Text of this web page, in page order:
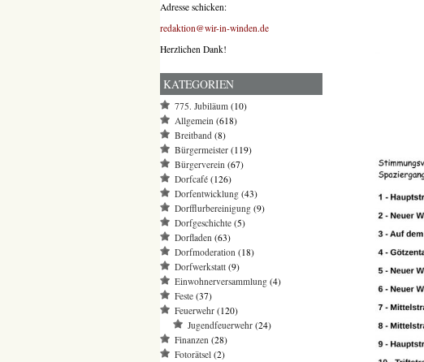
Adresse schicken:
redaktion@wir-in-winden.de
Herzlichen Dank!
KATEGORIEN
775. Jubiläum (10)
Allgemein (618)
Breitband (8)
Bürgermeister (119)
Bürgerverein (67)
Dorfcafé (126)
Dorfentwicklung (43)
Dorfflurbereinigung (9)
Dorfgeschichte (5)
Dorfladen (63)
Dorfmoderation (18)
Dorfwerkstatt (9)
Einwohnerversammlung (4)
Feste (37)
Feuerwehr (120)
Jugendfeuerwehr (24)
Finanzen (28)
Fotorätsel (2)